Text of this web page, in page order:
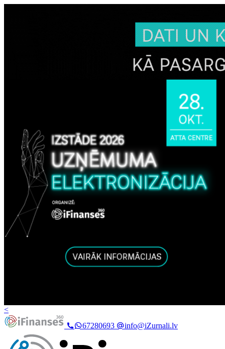
<
67280693
info@iZurnali.lv